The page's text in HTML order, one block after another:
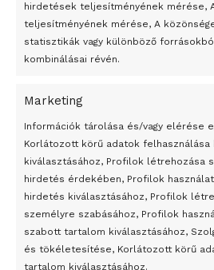
hirdetések teljesítményének mérése,
teljesítményének mérése, A
statisztikák vagy különböző
kombinálásai révén.
Marketing
Információk tárolása és/vagy elérése
Korlátozott körű adatok
kiválasztásához, Profilok létrehozása
hirdetés érdekében, Profilok
hirdetés kiválasztásához, Profilok
személyre szabásához, Profilok
szabott tartalom kiválasztásához,
és tökéletesítése, Korlátozott körű
tartalom kiválasztásához.
Átmenetileg szünetelnek az
Egy vagyonért adták el Banksy
Az 1950-ben elhunyt alkotók művei
felhasználhatóvá válnak